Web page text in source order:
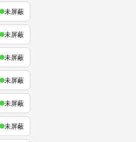
未屏蔽
未屏蔽
未屏蔽
未屏蔽
未屏蔽
未屏蔽